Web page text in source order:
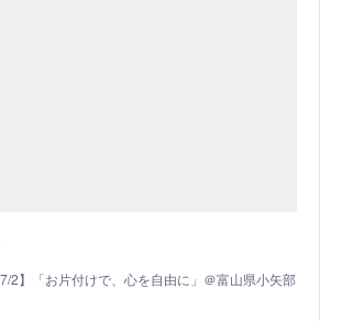
7/2】「お片付けで、心を自由に」＠富山県小矢部